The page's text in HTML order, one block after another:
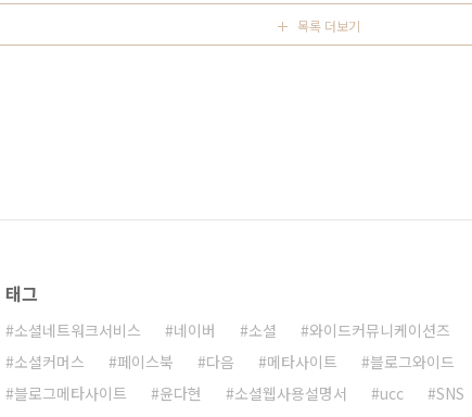
목록 더보기
태그
소셜네트워크서비스 네이버 소셜 와이드커뮤니케이션즈
소셜커머스
페이스북 다음 메타사이트 블로그와이드
블로그메타사이트
윤다현 소셜웹사용설명서 ucc SNS